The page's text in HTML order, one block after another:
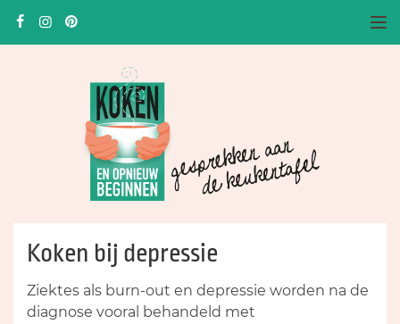
Koken bij depressie
Ziektes als burn-out en depressie worden na de
diagnose vooral behandeld met